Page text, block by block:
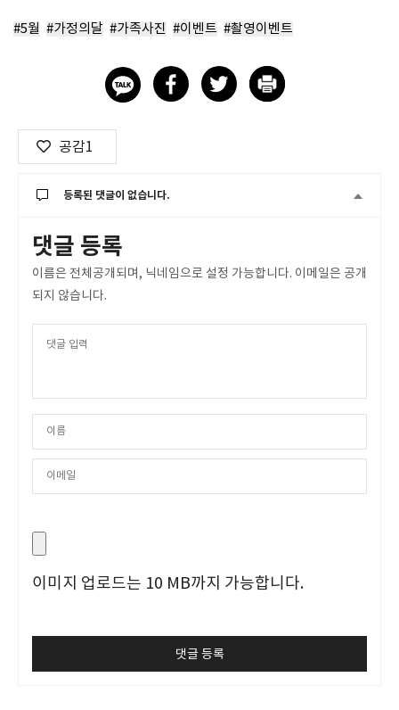
#5월 #가정의달 #가족사진 #이벤트 #촬영이벤트
공감1
등록된 댓글이 없습니다.
댓글 등록
이름은 전체공개되며, 닉네임으로 설정 가능합니다. 이메일은 공개
되지 않습니다.
이미지 업로드는 10 MB까지 가능합니다.